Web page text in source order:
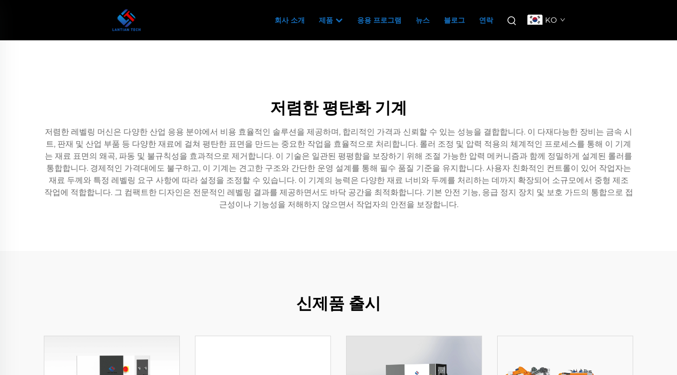
회사 소개 제품 응용 프로그램 뉴스 블로그 연락 KO
저렴한 평탄화 기계
저렴한 레벨링 머신은 다양한 산업 응용 분야에서 비용 효율적인 솔루션을 제공하며, 합리적인 가격과 신뢰할 수 있는 성능을 결합합니다. 이 다재다능한 장비는 금속 시
트, 판재 및 산업 부품 등 다양한 재료에 걸쳐 평탄한 표면을 만드는 중요한 작업을 효율적으로 처리합니다. 롤러 조정 및 압력 적용의 체계적인 프로세스를 통해 이 기계
는 재료 표면의 왜곡, 파동 및 불규칙성을 효과적으로 제거합니다. 이 기술은 일관된 평평함을 보장하기 위해 조절 가능한 압력 메커니즘과 함께 정밀하게 설계된 롤러를
통합합니다. 경제적인 가격대에도 불구하고, 이 기계는 견고한 구조와 간단한 운영 설계를 통해 필수 품질 기준을 유지합니다. 사용자 친화적인 컨트롤이 있어 작업자는
재료 두께와 특정 레벨링 요구 사항에 따라 설정을 조정할 수 있습니다. 이 기계의 능력은 다양한 재료 너비와 두께를 처리하는 데까지 확장되어 소규모에서 중형 제조
작업에 적합합니다. 그 컴팩트한 디자인은 전문적인 레벨링 결과를 제공하면서도 바닥 공간을 최적화합니다. 기본 안전 기능, 응급 정지 장치 및 보호 가드의 통합으로 접
근성이나 기능성을 저해하지 않으면서 작업자의 안전을 보장합니다.
신제품 출시